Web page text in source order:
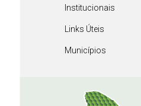
Institucionais
Links Úteis
Municípios